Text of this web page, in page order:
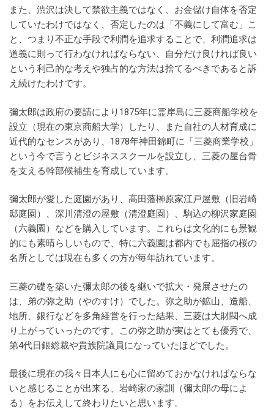
また、渋沢は決して禁欲主義ではなく、お金儲け自体を否定
していたわけではなく、否定したのは「不義にして富む」こ
と、つまり不正な手段で利潤を追求することで、利潤追求は
道義に則って行わなければならない、自分だけ良ければ良い
という利己的な考えや独占的な方法は捨てるべきであると訴
え続けたわけです。
彌太郎は政府の要請により1875年に霊岸島に三菱商船学校を
設立（現在の東京商船大学）したり、また自社の人材育成に
近代的なセンスがあり、1878年神田錦町に「三菱商業学校」
という今で言うとビジネススクールを設立し、三菱の屋台骨
を支える幹部候補生を育成しています。
彌太郎が愛した庭園があり、高田藩榊原家江戸屋敷（旧岩崎
邸庭園）、深川清澄の屋敷（清澄庭園）、駒込の柳沢家庭園
（六義園）などを購入しています。これらは文化的にも景観
的にも素晴らしいもので、特に六義園は都内でも屈指の桜の
名所としては現在も多くの方が毎年訪れています。
三菱の礎を築いた彌太郎の後を継いで拡大・発展させたの
は、弟の弥之助（やのすけ）でした。弥之助が鉱山、造船、
地所、銀行などを多角経営を行った結果、三菱は大財閥へ成
り上がっていったのです。この弥之助が実はとても優秀で、
第4代日銀総裁や貴族院議員になっていたほどでした。
最後に現在の我々日本人にも心に留めておかなければならな
いと感じることが出来る、岩崎家の家訓（彌太郎の母によ
る）をお伝えして終わりたいと思います。